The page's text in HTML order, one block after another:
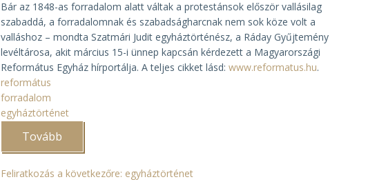
Bár az 1848-as forradalom alatt váltak a protestánsok először vallásilag
szabaddá, a forradalomnak és szabadságharcnak nem sok köze volt a
valláshoz – mondta Szatmári Judit egyháztörténész, a Ráday Gyűjtemény
levéltárosa, akit március 15-i ünnep kapcsán kérdezett a Magyarországi
Református Egyház hírportálja. A teljes cikket lásd:www.reformatus.hu.
református
forradalom
egyháztörténet
Tovább
Feliratkozás a következőre: egyháztörténet